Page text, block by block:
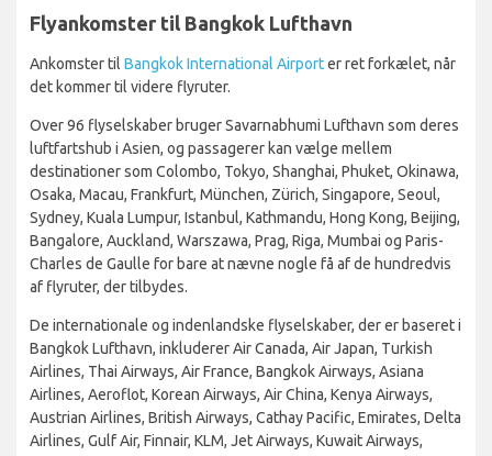
Flyankomster til Bangkok Lufthavn
Ankomster til Bangkok International Airporter ret forkælet, når
det kommer til videre flyruter.
Over 96 flyselskaber bruger Savarnabhumi Lufthavn som deres
luftfartshub i Asien, og passagerer kan vælge mellem
destinationer som Colombo, Tokyo, Shanghai, Phuket, Okinawa,
Osaka, Macau, Frankfurt, München, Zürich, Singapore, Seoul,
Sydney, Kuala Lumpur, Istanbul, Kathmandu, Hong Kong, Beijing,
Bangalore, Auckland, Warszawa, Prag, Riga, Mumbai og Paris-
Charles de Gaulle for bare at nævne nogle få af de hundredvis
af flyruter, der tilbydes.
De internationale og indenlandske flyselskaber, der er baseret i
Bangkok Lufthavn, inkluderer Air Canada, Air Japan, Turkish
Airlines, Thai Airways, Air France, Bangkok Airways, Asiana
Airlines, Aeroflot, Korean Airways, Air China, Kenya Airways,
Austrian Airlines, British Airways, Cathay Pacific, Emirates, Delta
Airlines, Gulf Air, Finnair, KLM, Jet Airways, Kuwait Airways,